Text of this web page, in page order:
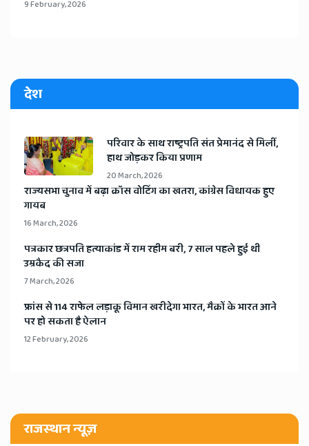
9 February, 2026
देश
​परिवार के साथ राष्ट्रपति संत प्रेमानंद से मिलीं,
हाथ जोड़कर किया प्रणाम
20 March, 2026
​राज्यसभा चुनाव में बढ़ा क्रॉस वोटिंग का खतरा, कांग्रेस विधायक हुए
गायब
16 March, 2026
​पत्रकार छत्रपति हत्याकांड में राम रहीम बरी, 7 साल पहले हुई थी
उम्रकैद की सजा
7 March, 2026
​फ्रांस से 114 राफेल लड़ाकू विमान खरीदेगा भारत, मैक्रों के भारत आने
पर हो सकता है ऐलान
12 February, 2026
राजस्थान न्यूज़